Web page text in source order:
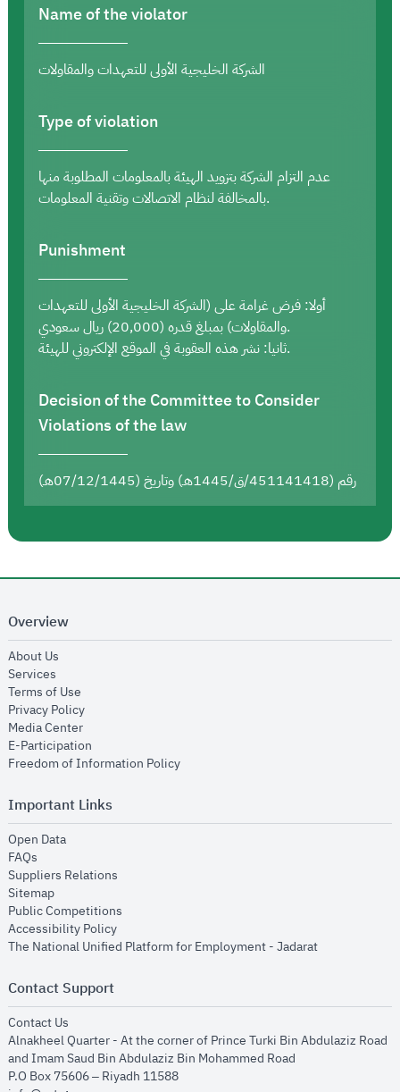
Name of the violator
الشركة الخليجية الأولى للتعهدات والمقاولات
Type of violation
عدم التزام الشركة بتزويد الهيئة بالمعلومات المطلوبة منها
بالمخالفة لنظام الاتصالات وتقنية المعلومات.
Punishment
أولا: فرض غرامة على (الشركة الخليجية الأولى للتعهدات
والمقاولات) بمبلغ قدره (20,000) ريال سعودي.
ثانيا: نشر هذه العقوبة في الموقع الإلكتروني للهيئة.
Decision of the Committee to Consider
Violations of the law
رقم (451141418/ق/1445هـ) وتاريخ (07/12/1445هـ)
Overview
About Us
Services
Terms of Use
Privacy Policyopens in new window
Media Centeropens in new window
E-Participation
Freedom of Information Policyopens in new window
Important Links
Open Dataopens in new window
FAQs
Suppliers Relations
Sitemapopens in new window
Public Competitions
Accessibility Policyopens in new window
The National Unified Platform for Employment - Jadaratopens in new
Contact Support
Contact Us
Alnakheel Quarter - At the corner of Prince Turki Bin Abdulaziz Road
and Imam Saud Bin Abdulaziz Bin Mohammed Road​
P.O Box 75606 – Riyadh 11588